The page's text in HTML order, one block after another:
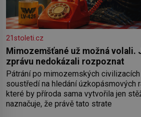
21stoleti.cz
Mimozemšťané už možná volali.
zprávu nedokázali rozpoznat
Pátrání po mimozemských
soustředí na hledání úzkopásmových
které by příroda sama vytvořila jen
naznačuje, že právě tato strate